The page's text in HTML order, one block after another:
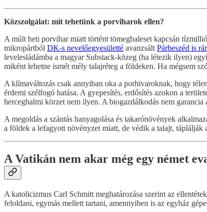
Közszolgálat: mit tehetünk a porviharok ellen?
A múlt heti porvihar miatt történt tömegbaleset kapcsán
mikropártból DK-s nevelőegyesületté avanzsált Párbeszéd is
levelesládámba a magyar Substack-közeg (ha létezik ilyen)
miként lehetne ismét mély talajréteg a földeken. Ha mégsem
A klímaváltozás csak annyiban oka a porhivaroknak, hogy
érdemi szélfogó hatása. A gyepesítés, erdősítés azokon a
herceghalmi körzet nem ilyen. A biogazdálkodás nem
A megoldás a szántás hanyagolása és takarónövények
a földek a lefagyott növényzet miatt, de védik a talajt,
A Vatikán nem akar még egy német
A katolicizmus Carl Schmitt meghatározása szerint az
feloldani, egymás mellett tartani, amennyiben is az egyház